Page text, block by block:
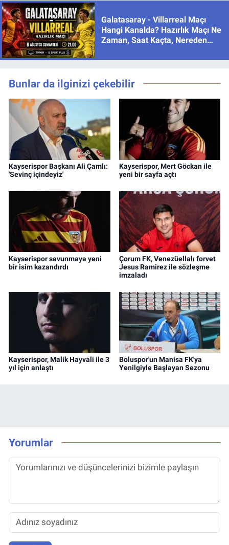
Galatasaray - Villarreal Maçı
Hangi Kanalda? Hazırlık Maçı Ne
Zaman, Saat Kaçta, Nereden
Bunlar da ilginizi çekebilir
Kayserispor Başkanı Ali Çamlı:
'Sevinç içindeyiz'
Kayserispor, Mert Göckan ile
yeni bir sayfa açtı
Kayserispor savunmaya yeni
bir isim kazandırdı
Çorum FK, Venezüellalı forvet
Jesus Ramirez ile sözleşme
imzaladı
Kayserispor, Malik Hayvali ile 3
yıl için anlaştı
Boluspor'un Manisa FK'ya
Yenilgiyle Başlayan Sezonu
Yorumlar